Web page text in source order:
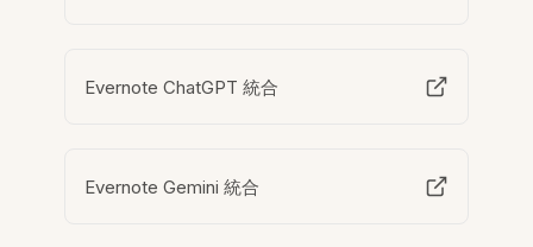
Evernote ChatGPT 統合
Evernote Gemini 統合